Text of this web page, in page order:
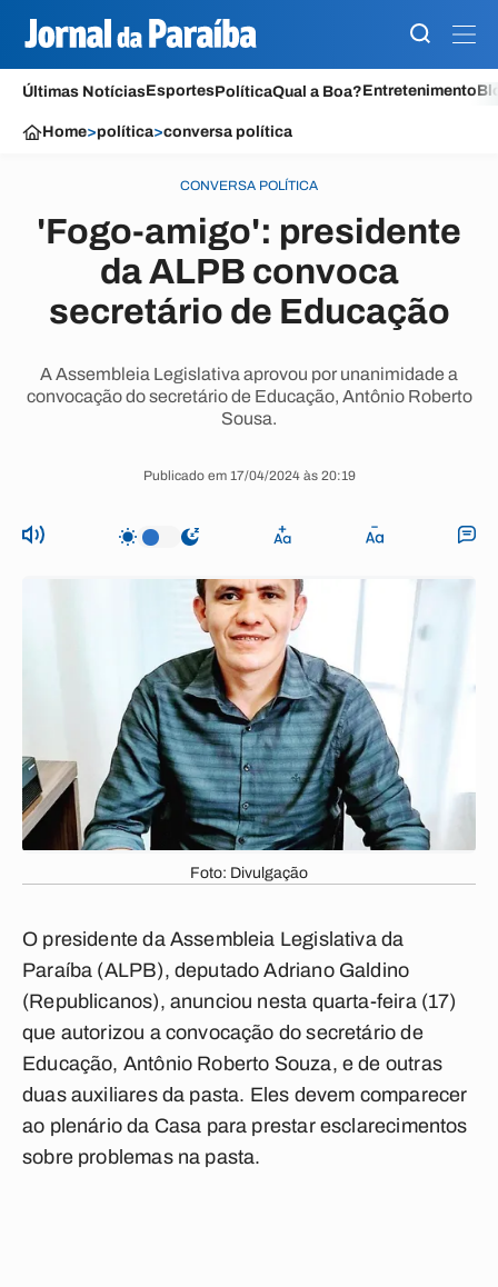
Últimas NotíciasEsportesPolíticaQual a Boa?Entretenimento
Home>política>conversa política
CONVERSA POLÍTICA
'Fogo-amigo': presidente
da ALPB convoca
secretário de Educação
A Assembleia Legislativa aprovou por unanimidade a
convocação do secretário de Educação, Antônio Roberto
Sousa.
Publicado em 17/04/2024 às 20:19
Foto: Divulgação
O presidente da Assembleia Legislativa da
Paraíba (ALPB), deputado Adriano Galdino
(Republicanos), anunciou nesta quarta-feira (17)
que autorizou a convocação do secretário de
Educação, Antônio Roberto Souza, e de outras
duas auxiliares da pasta. Eles devem comparecer
ao plenário da Casa para prestar esclarecimentos
sobre problemas na pasta.